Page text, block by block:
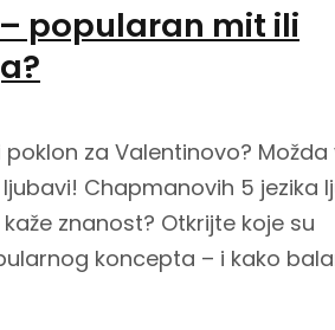
popularan mit ili
za Valentinovo? Možda
Chapmanovih 5 jezika
znanost? Otkrijte koje su
koncepta – i kako